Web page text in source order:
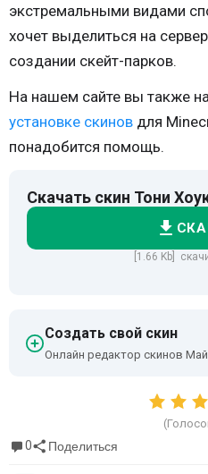
экстремальными видами
хочет выделиться на
создании скейт-парков.
На нашем сайте вы также
установке скинов для
понадобится помощь.
Скачать скин Тони
[1.66 Kb]
Создать свой скин
Онлайн редактор скинов
0 Поделиться